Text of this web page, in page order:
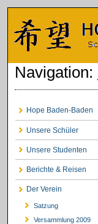
Navigation:
Hope Baden-Baden
Unsere Schüler
Unsere Studenten
Berichte & Reisen
Der Verein
Satzung
Versammlung 2009